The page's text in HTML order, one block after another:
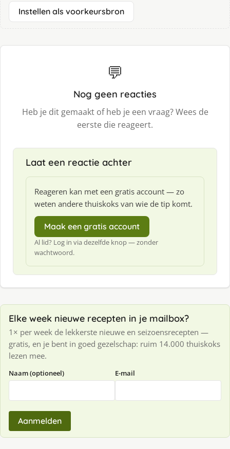
Instellen als voorkeursbron
💬
Nog geen reacties
Heb je dit gemaakt of heb je een vraag? Wees de
eerste die reageert.
Laat een reactie achter
Reageren kan met een gratis account — zo
weten andere thuiskoks van wie de tip komt.
Maak een gratis account
Al lid? Log in via dezelfde knop — zonder
wachtwoord.
Elke week nieuwe recepten in je mailbox?
1× per week de lekkerste nieuwe en seizoensrecepten —
gratis, en je bent in goed gezelschap: ruim 14.000 thuiskoks
lezen mee.
Naam (optioneel) E-mail
Aanmelden